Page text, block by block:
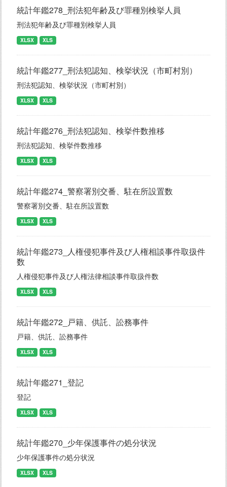
統計年鑑278_刑法犯年齢及び罪種別検挙人員
刑法犯年齢及び罪種別検挙人員
XLSX XLS
統計年鑑277_刑法犯認知、検挙状況（市町村別）
刑法犯認知、検挙状況（市町村別）
XLSX XLS
統計年鑑276_刑法犯認知、検挙件数推移
刑法犯認知、検挙件数推移
XLSX XLS
統計年鑑274_警察署別交番、駐在所設置数
警察署別交番、駐在所設置数
XLSX XLS
統計年鑑273_人権侵犯事件及び人権相談事件取扱件
数
人権侵犯事件及び人権法律相談事件取扱件数
XLSX XLS
統計年鑑272_戸籍、供託、訟務事件
戸籍、供託、訟務事件
XLSX XLS
統計年鑑271_登記
登記
XLSX XLS
統計年鑑270_少年保護事件の処分状況
少年保護事件の処分状況
XLSX XLS